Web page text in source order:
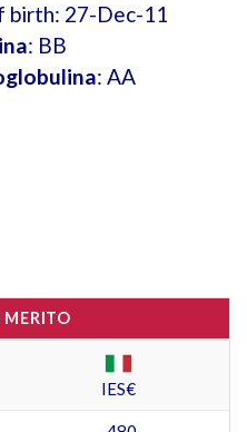
birth: 27-Dec-11
: BB
: AA
IES€